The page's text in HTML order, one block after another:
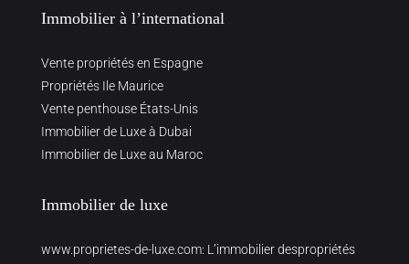
Immobilier à l’international
Vente propriétés en Espagne
Propriétés Ile Maurice
Vente penthouse États-Unis
Immobilier de Luxe à Dubai
Immobilier de Luxe au Maroc
Immobilier de luxe
www.proprietes-de-luxe.com: L’immobilier despropriétés